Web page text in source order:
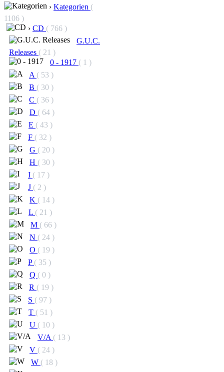
› Kategorien (
1106 )
› CD ( 766 )
G.U.C.
Releases ( 21 )
0 - 1917 ( 1 )
A ( 53 )
B ( 30 )
C ( 36 )
D ( 64 )
E ( 43 )
F ( 32 )
G ( 20 )
H ( 30 )
I ( 17 )
J ( 2 )
K ( 14 )
L ( 21 )
M ( 66 )
N ( 24 )
O ( 19 )
P ( 35 )
Q ( 0 )
R ( 19 )
S ( 97 )
T ( 51 )
U ( 10 )
V/A ( 13 )
V ( 24 )
W ( 18 )